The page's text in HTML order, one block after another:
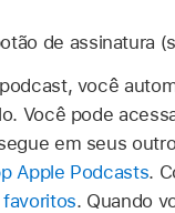
de assinatura
você
Você pode
em seus
Apple Podcasts.
. Quando